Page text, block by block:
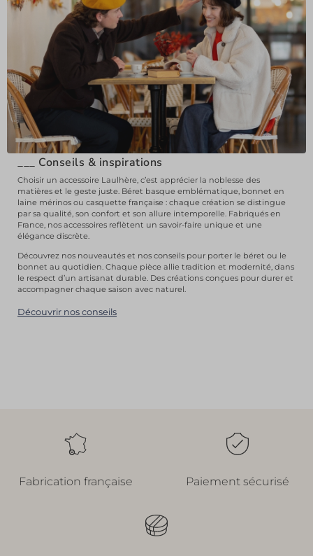
___ Conseils & inspirations
Choisir un accessoire Laulhère, c’est apprécier la noblesse des
matières et le geste juste. Béret basque emblématique, bonnet en
laine mérinos ou casquette française : chaque création se distingue
par sa qualité, son confort et son allure intemporelle. Fabriqués en
France, nos accessoires reflètent un savoir-faire unique et une
élégance discrète.
Découvrez nos nouveautés et nos conseils pour porter le béret ou le
bonnet au quotidien. Chaque pièce allie tradition et modernité, dans
le respect d’un artisanat durable. Des créations conçues pour durer et
accompagner chaque saison avec naturel.
Découvrir nos conseils
Fabrication française Paiement sécurisé